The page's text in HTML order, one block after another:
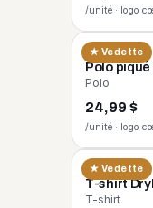
/unité · logo
★ Vedette
CORE 365
Polo
Polo
24,99 $
/unité · logo
★ Vedette
GILDAN
T-shirt
T-shirt